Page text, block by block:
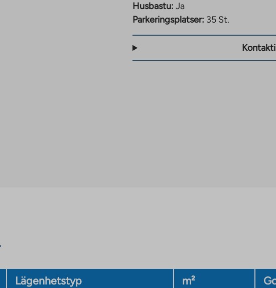
i
information
kommer att ha
Jälsitie 1
finns i
Husbastu: Ja
Parkeringsplatser: 35 St.
Lägenhetstyp m²